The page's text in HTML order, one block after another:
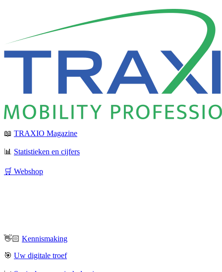
📖 TRAXIO Magazine
📊 Statistieken en cijfers
🛒 Webshop
👋🏻 Kennismaking
🎯 Uw digitale troef